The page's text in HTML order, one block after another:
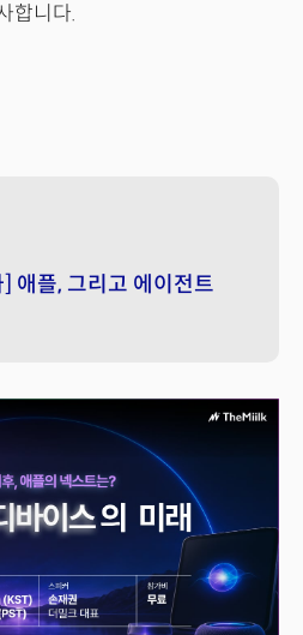
합니다.
애플, 그리고 에이전트